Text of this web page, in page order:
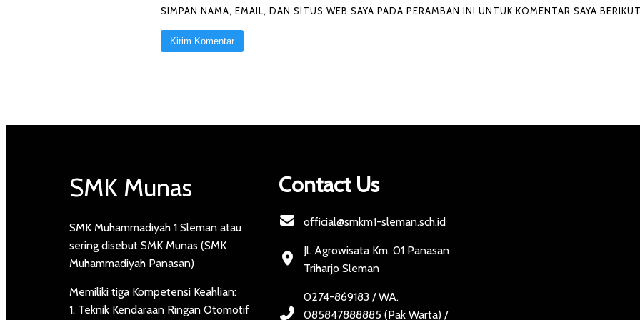
SIMPAN NAMA, EMAIL, DAN SITUS WEB SAYA PADA PERAMBAN INI UNTUK KOMENTAR SAYA
SMK Munas
SMK Muhammadiyah 1 Sleman atau
sering disebut SMK Munas (SMK
Muhammadiyah Panasan)
Memiliki tiga Kompetensi Keahlian:
1. Teknik Kendaraan Ringan Otomotif
Contact Us
official@smkm1-sleman.sch.id
Jl. Agrowisata Km. 01 Panasan
Triharjo Sleman
0274-869183 / WA.
085847888885 (Pak Warta) /